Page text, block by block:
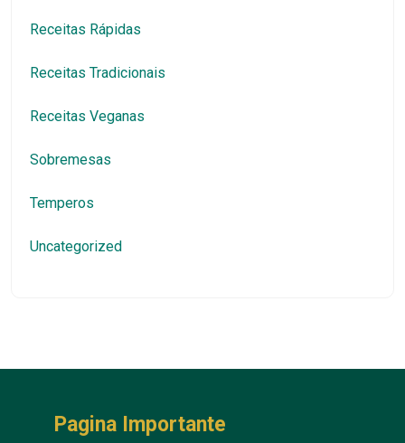
Receitas Rápidas
Receitas Tradicionais
Receitas Veganas
Sobremesas
Temperos
Uncategorized
Pagina Importante